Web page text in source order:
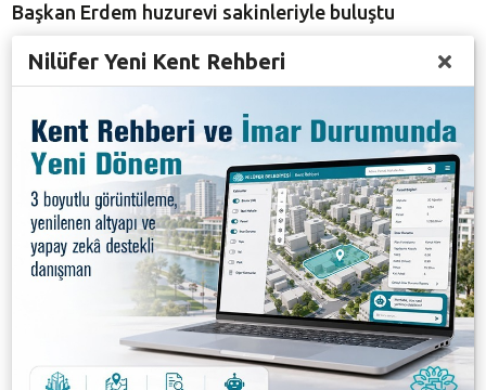
Başkan Erdem huzurevi sakinleriyle buluştu
21.03.2023 16:10
08.09.2022 14:37
İzzet Şadi Sayarel Huzurevi kız öğrencilere
kapılarını açtı
18.08.2022 13:24
Nilüfer Belediyesi İzzet Şadi Sayarel Huzurevi
hizmete başladı
17.06.2022 17:19
Nilüfer Yeni Kent Rehberi